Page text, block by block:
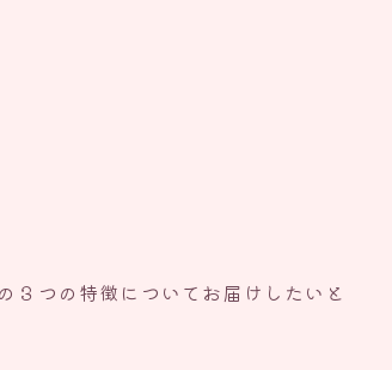
３つの特徴についてお届けしたいと